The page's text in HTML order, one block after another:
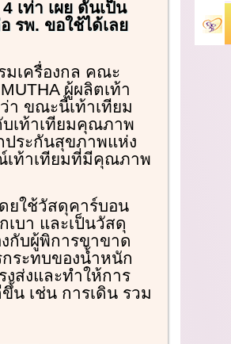
เท่า เผย ดันเป็น
รพ. ขอใช้ได้เลย
มเครื่องกล คณะ
ผู้ผลิตเท้า
า ขณะนี้เท้าเทียม
เท้าเทียมคุณภาพ
ประกันสุขภาพแห่ง
เท้าเทียมที่มีคุณภาพ
ยใช้วัสดุคาร์บอน
บา และเป็นวัสดุ
กับผู้พิการขาขาด
ระทบของน้ำหนัก
งส่งและทำให้การ
น เช่น การเดิน รวม